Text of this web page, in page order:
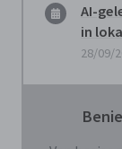
AI-
in
28/09/